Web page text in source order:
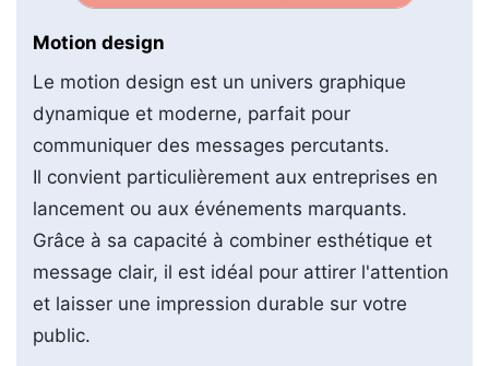
Motion design
Le motion design est un univers graphique
dynamique et moderne, parfait pour
communiquer des messages percutants.
Il convient particulièrement aux entreprises en
lancement ou aux événements marquants.
Grâce à sa capacité à combiner esthétique et
message clair, il est idéal pour attirer l'attention
et laisser une impression durable sur votre
public.